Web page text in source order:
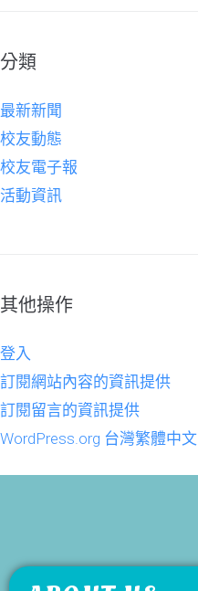
分類
最新新聞
校友動態
校友電子報
活動資訊
其他操作
登入
訂閱網站內容的資訊提供
訂閱留言的資訊提供
WordPress.org 台灣繁體中文